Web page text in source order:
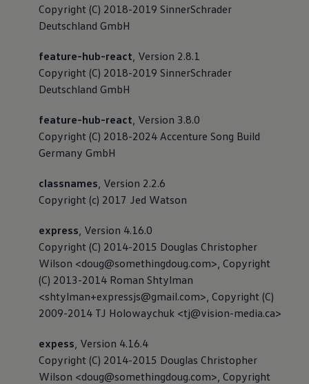
Copyright (C) 2018-2019 SinnerSchrader
Deutschland GmbH
feature-hub-react, Version 2.8.1
Copyright (C) 2018-2019 SinnerSchrader
Deutschland GmbH
feature-hub-react, Version 3.8.0
Copyright (C) 2018-2024 Accenture Song Build
Germany GmbH
classnames, Version 2.2.6
Copyright (c) 2017 Jed Watson
express, Version 4.16.0
Copyright (C) 2014-2015 Douglas Christopher
Wilson <doug@somethingdoug.com>, Copyright
(C) 2013-2014 Roman Shtylman
<shtylman+expressjs@gmail.com>, Copyright (C)
2009-2014 TJ Holowaychuk <tj@vision-media.ca>
expess, Version 4.16.4
Copyright (C) 2014-2015 Douglas Christopher
Wilson <doug@somethingdoug.com>, Copyright